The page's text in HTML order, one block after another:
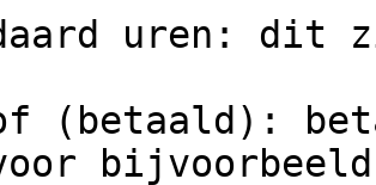
uren: dit
(betaald):
voor